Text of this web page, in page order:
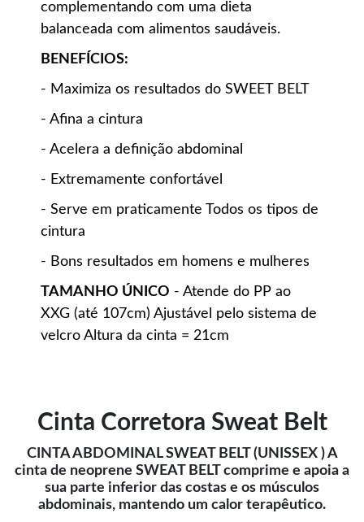
complementando com uma dieta
balanceada com alimentos saudáveis.
BENEFÍCIOS:
- Maximiza os resultados do SWEET BELT
- Afina a cintura
- Acelera a definição abdominal
- Extremamente confortável
- Serve em praticamente Todos os tipos de
cintura
- Bons resultados em homens e mulheres
TAMANHO ÚNICO - Atende do PP ao
XXG (até 107cm) Ajustável pelo sistema de
velcro Altura da cinta = 21cm
Cinta Corretora Sweat Belt
CINTA ABDOMINAL SWEAT BELT (UNISSEX ) A
cinta de neoprene SWEAT BELT comprime e apoia a
sua parte inferior das costas e os músculos
abdominais, mantendo um calor terapêutico.